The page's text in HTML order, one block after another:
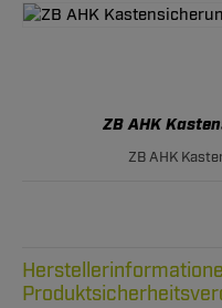
ZB AHK
ZB AHK